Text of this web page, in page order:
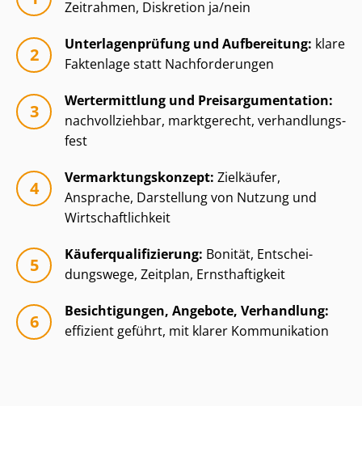
Zeitrahmen, Diskretion ja/nein
Un­ter­la­gen­prü­fung und Aufbereitung: klare
Faktenlage statt Nachforderungen
Wertermittlung und Preisar­gu­men­ta­ti­on:
nachvollziehbar, marktgerecht, ver­hand­lungs­
fest
Ver­mark­tungs­kon­zept: Zielkäufer,
Ansprache, Darstellung von Nutzung und
Wirt­schaft­lich­keit
Käu­fer­qua­li­fi­zie­rung: Bonität, Ent­schei­
dungs­we­ge, Zeitplan, Ernsthaftigkeit
Besichtigungen, Angebote, Verhandlung:
effizient geführt, mit klarer Kommunikation